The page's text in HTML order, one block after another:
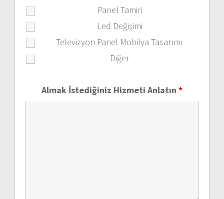
Panel Tamiri
Led Değişimi
Televizyon Panel Mobilya Tasarımı
Diğer
Almak İstediğiniz Hizmeti Anlatın *